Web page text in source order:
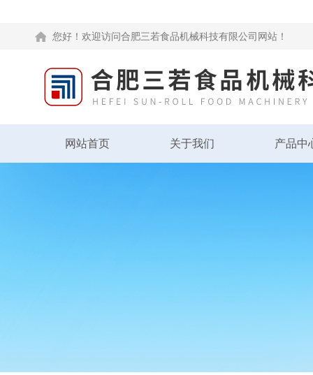
您好！欢迎访问合肥三若食品机械科技有限公司网站！
网站首页 关于我们 产品中